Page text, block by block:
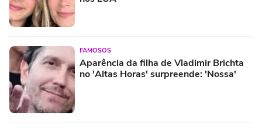
FAMOSOS
Aparência da filha de Vladimir Brichta
no 'Altas Horas' surpreende: 'Nossa'